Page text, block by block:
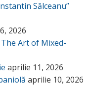
Sălceanu”
2026
Art of Mixed-
aprilie 11, 2026
aprilie 10, 2026